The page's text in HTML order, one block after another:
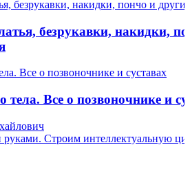
безрукавки, накидки,
Все о позвоночнике и